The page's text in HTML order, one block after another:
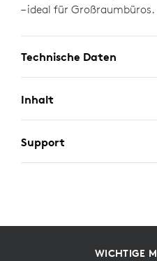
– ideal für Großraumbüros.
Technische Daten
Inhalt
Support
WICHTIGE